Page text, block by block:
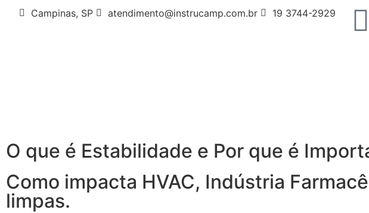
Campinas, SP atendimento@instrucamp.com.br 19 3744-2929
O que é Estabilidade e Por que é
Como impacta HVAC, Indústria
limpas.